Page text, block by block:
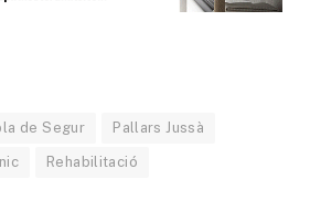
de Segur Pallars Jussà
Rehabilitació